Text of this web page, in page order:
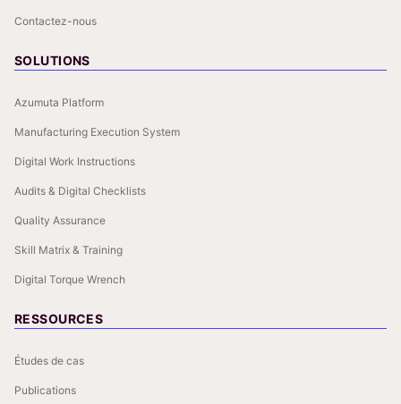
Contactez-nous
SOLUTIONS
Azumuta Platform
Manufacturing Execution System
Digital Work Instructions
Audits & Digital Checklists
Quality Assurance
Skill Matrix & Training
Digital Torque Wrench
RESSOURCES
Études de cas
Publications